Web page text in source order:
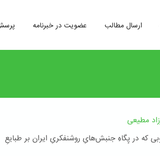
عضویت در خبرنامه ارسال مطالب
مطیعی
که در پِگاهِ جنبش‌هایِ روشنفکریِ ایران بر طبایعِ